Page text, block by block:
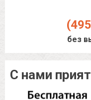
без
С нами